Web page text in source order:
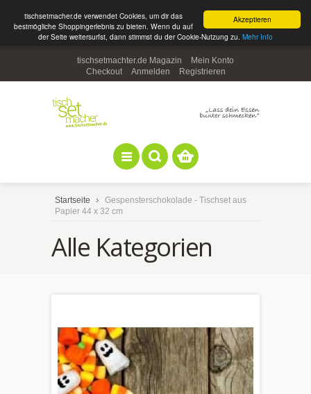
Akzeptieren
tischsetmacher.de verwendet Cookies, um dir das
bestmögliche Shoppingerlebnis zu bieten. Wenn du auf
der Seite weitersurfst, dann stimmst du der Cookie-Nutzung zu. Mehr Info
tischsetmachter.de Magazin
Mein Konto
Checkout
Anmelden Registrieren
Startseite
Gespensterschokolade - Tischset aus
Papier 44 x 32 cm
Alle Kategorien